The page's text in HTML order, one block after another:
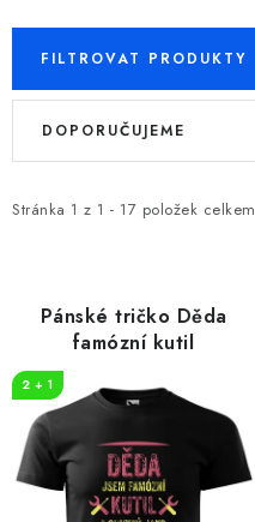
FILTROVAT PRODUKTY
V
i
d
k
t
Stránka 1 z 1 - 17 položek celkem
Ř
e
o
u
k
DOPORUČUJEME
Pánské tričko Děda
famózní kutil
2 + 1